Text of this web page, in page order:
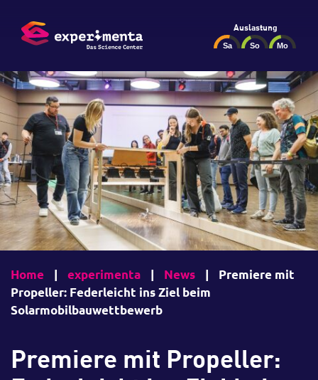
Auslastung
Home | experimenta | News |
Premiere mit
Propeller: Federleicht ins Ziel beim
Solarmobilbauwettbewerb
Premiere mit Propeller: